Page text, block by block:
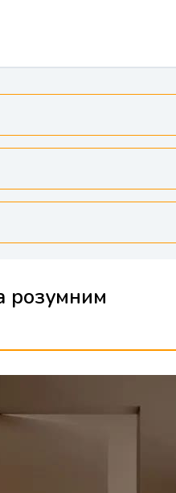
розумним